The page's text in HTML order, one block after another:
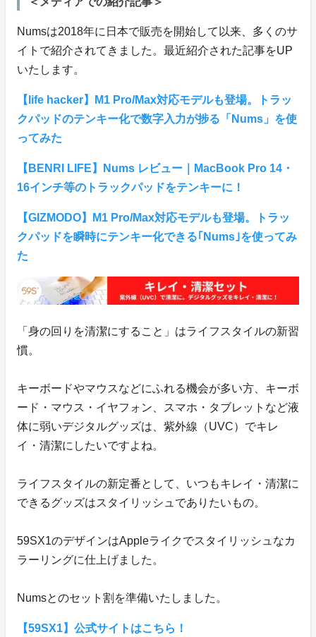
Numsは2018年に日本で販売を開始して以来、多くのサ
イトで紹介されてきました。最近紹介された記事をUP
いたします。
【life hacker】M1 Pro/Max対応モデルも登場。トラッ
クパッドのテンキー化で数字入力が捗る「Nums」を使
ってみた
【BENRI LIFE】Nums レビュー｜MacBook Pro 14・
16インチ等のトラックパッドをテンキーに！
【GIZMODO】M1 Pro/Max対応モデルも登場。トラッ
クパッドを瞬時にテンキー化できる｢Nums｣を使ってみ
た
「身の回りを清潔にすること」はライフスタイルの新習
慣。
キーボードやマウスなどにふれる機会が多い方、キーボ
ード・マウス・イヤフォン、スマホ・タブレットなど液
体に弱いデジタルグッズは、紫外線（UVC）でキレ
イ・清潔にしたいですよね。
ライフスタイルの新定番として、いつもキレイ・清潔に
できるグッズはスタイリッシュでありたいもの。
59SX1のデザインはAppleライクでスタイリッシュなカ
ラーリングに仕上げました。
Numsとのセット割を準備いたしました。
【59SX1】公式サイトはこちら！